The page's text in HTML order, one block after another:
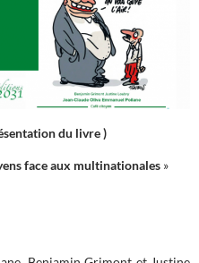
du livre )
face aux multinationales »